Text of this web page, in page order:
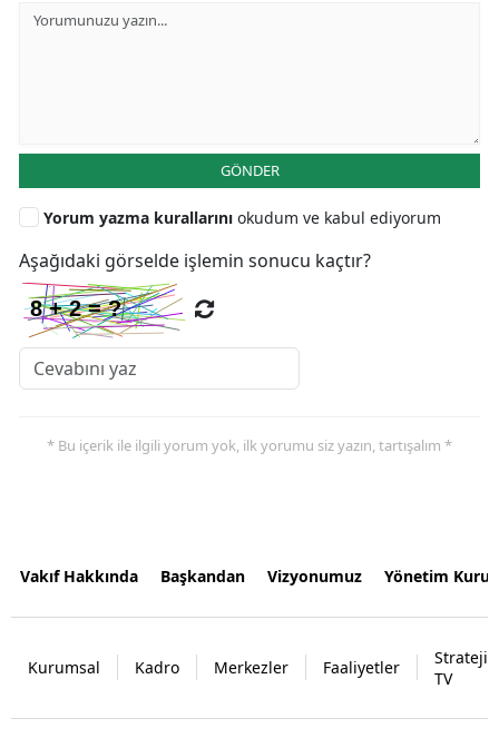
GÖNDER
Yorum yazma kurallarını okudum ve kabul ediyorum
Aşağıdaki görselde işlemin sonucu kaçtır?
* Bu içerik ile ilgili yorum yok, ilk yorumu siz yazın, tartışalım *
Vakıf Hakkında Başkandan Vizyonumuz Yönetim
Kurumsal Kadro Merkezler Faaliyetler
Strateji
TV